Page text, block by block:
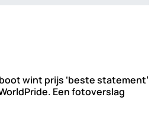
wint prijs ‘beste statement’
Een fotoverslag